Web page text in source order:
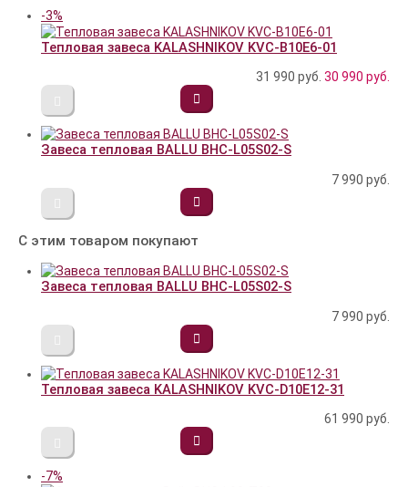
-3%
Тепловая завеса KALASHNIKOV KVС-B10E6-01
31 990 руб. 30 990 руб.
Завеса тепловая BALLU BHC-L05S02-S
7 990 руб.
С этим товаром покупают
Завеса тепловая BALLU BHC-L05S02-S
7 990 руб.
Тепловая завеса KALASHNIKOV KVC-D10E12-31
61 990 руб.
-7%